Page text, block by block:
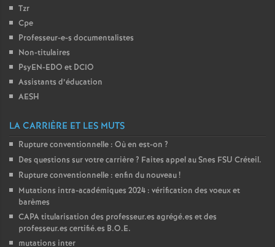
Tzr
Cpe
Professeur-e-s documentalistes
Non-titulaires
PsyEN-EDO et DCIO
Assistants d’éducation
AESH
LA CARRIÈRE ET LES MUTS
Rupture conventionnelle : Où en est-on ?
Des questions sur votre carrière? Faites appel au Snes FSU Créteil.
Rupture conventionnelle : enfin du nouveau!
Mutations intra-académiques 2024 : vérification des voeux et
barèmes
CAPAtitularisation des professeur.es agrégé.es et des
professeur.es certifié.es B.O.E.
mutations inter